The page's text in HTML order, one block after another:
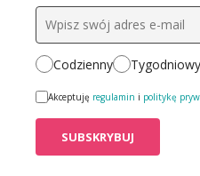
Codzienny Tygodniowy
Akceptuję regulamin i politykę